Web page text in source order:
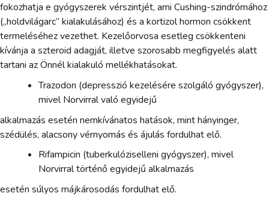
fokozhatja e gyógyszerek vérszintjét, ami Cushing-szindrómához
(„holdvilágarc” kialakulásához) és a kortizol hormon csökkent
termeléséhez vezethet. Kezelőorvosa esetleg csökkenteni
kívánja a szteroid adagját, illetve szorosabb megfigyelés alatt
tartani az Önnél kialakuló mellékhatásokat.
Trazodon (depresszió kezelésére szolgáló gyógyszer),
mivel Norvirral való egyidejű
alkalmazás esetén nemkívánatos hatások, mint hányinger,
szédülés, alacsony vérnyomás és ájulás fordulhat elő.
Rifampicin (tuberkulóziselleni gyógyszer), mivel
Norvirral történő egyidejű alkalmazás
esetén súlyos májkárosodás fordulhat elő.